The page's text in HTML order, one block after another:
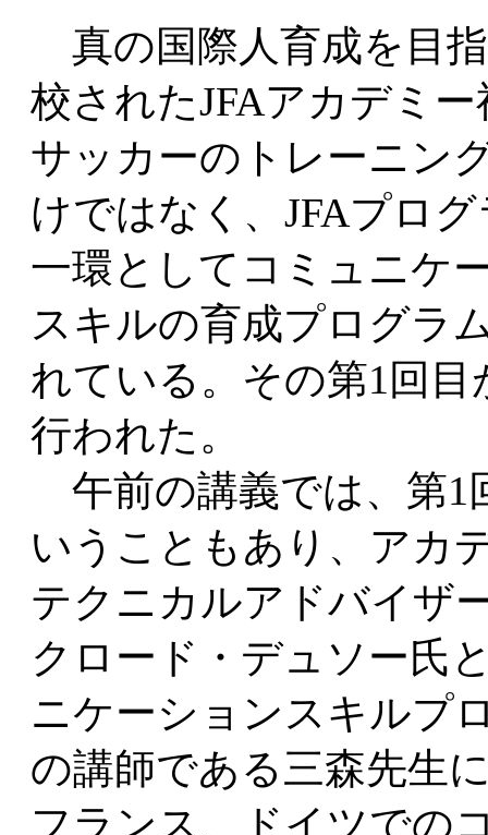
真の国際人育成を目
校されたJFAアカデミー
サッカーのトレーニン
けではなく、JFAプロ
一環としてコミュニケ
スキルの育成プログラ
れている。その第1回目
行われた。
午前の講義では、第1
いうこともあり、アカ
テクニカルアドバイザ
クロード・デュソー氏
ニケーションスキルプ
の講師である三森先生
フランス、ドイツでの